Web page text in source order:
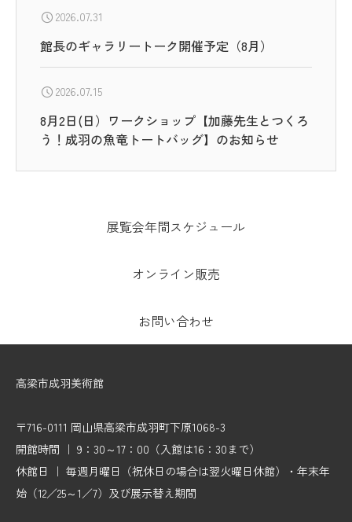
2026.07.31
館長のギャラリートーク開催予定（8月）
2026.07.15
8月2日(日）ワークショップ【加藤先生とつくろ
う！成羽の魚竜トートバッグ】のお知らせ
展覧会年間スケジュール
オンライン販売
お問い合わせ
高梁市成羽美術館
〒716-0111 岡山県高梁市成羽町下原1068-3
開館時間 ｜ 9：30～17：00（入館は16：30まで）
休館日 ｜ 毎週月曜日（祝休日の場合は翌火曜日休館）・年末年
始（12／25～1／7）及び展示替え期間